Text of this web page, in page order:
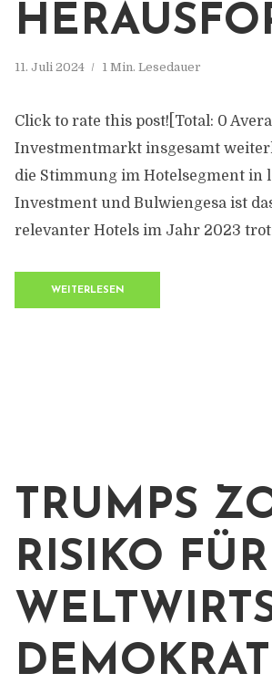
11. Juli 2024 1 Min. Lesedauer
Click to rate this post![Total: 0
Investmentmarkt insgesamt
die Stimmung im Hotelsegment in
Investment und Bulwiengesa ist
relevanter Hotels im Jahr 2023
WEITERLESEN
TRUMPS
RISIKO